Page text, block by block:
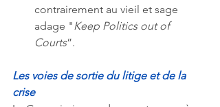
contrairement au vieil et sage
adage "Keep Politics out of
Courts”.
Les voies de sortie du litige et de la
crise